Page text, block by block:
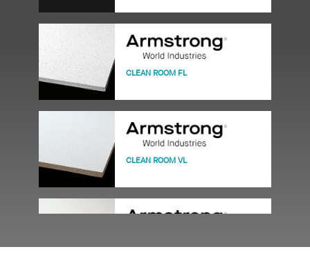
CLEAN ROOM FL
CLEAN ROOM VL
OPTIMA HEALTH ZONE